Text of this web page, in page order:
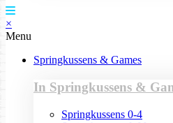
×
Menu
Springkussens & Games
In Springkussens &
Springkussens 0-4